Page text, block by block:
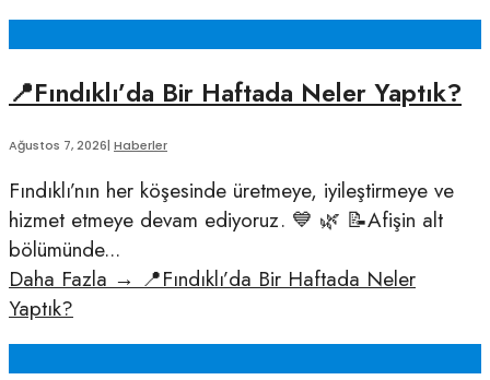
📍Fındıklı’da Bir Haftada Neler Yaptık?
Ağustos 7, 2026| Haberler
Fındıklı’nın her köşesinde üretmeye, iyileştirmeye ve
hizmet etmeye devam ediyoruz. 💙 🌿 📝Afişin alt
bölümünde...
Daha Fazla → 📍Fındıklı’da Bir Haftada Neler
Yaptık?